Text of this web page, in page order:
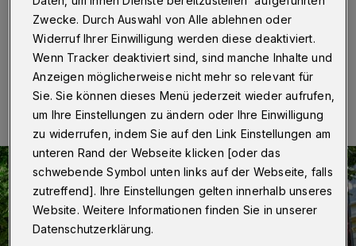
Stadtführung mit Johannes Schlottner.
13.06.2022 , 07:00 Uhr Eine Minute Lesezeit
Zwecke. Durch Auswahl von Alle ablehnen oder
Widerruf Ihrer Einwilligung werden diese deaktiviert.
Wenn Tracker deaktiviert sind, sind manche Inhalte und
Anzeigen möglicherweise nicht mehr so relevant für
Sie. Sie können dieses Menü jederzeit wieder aufrufen,
um Ihre Einstellungen zu ändern oder Ihre Einwilligung
zu widerrufen, indem Sie auf den Link Einstellungen am
unteren Rand der Webseite klicken [oder das
schwebende Symbol unten links auf der Webseite, falls
zutreffend]. Ihre Einstellungen gelten innerhalb unseres
Website. Weitere Informationen finden Sie in unserer
Datenschutzerklärung.